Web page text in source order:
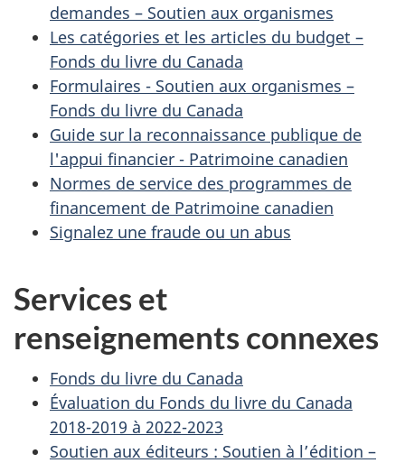
demandes – Soutien aux organismes
Les catégories et les articles du budget –
Fonds du livre du Canada
Formulaires - Soutien aux organismes –
Fonds du livre du Canada
Guide sur la reconnaissance publique de
l'appui financier - Patrimoine canadien
Normes de service des programmes de
financement de Patrimoine canadien
Signalez une fraude ou un abus
Services et
renseignements connexes
Fonds du livre du Canada
Évaluation du Fonds du livre du Canada
2018-2019 à 2022-2023
Soutien aux éditeurs : Soutien à l’édition –